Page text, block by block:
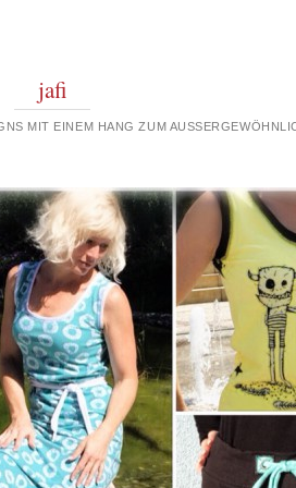
jafi
MIT EINEM HANG ZUM